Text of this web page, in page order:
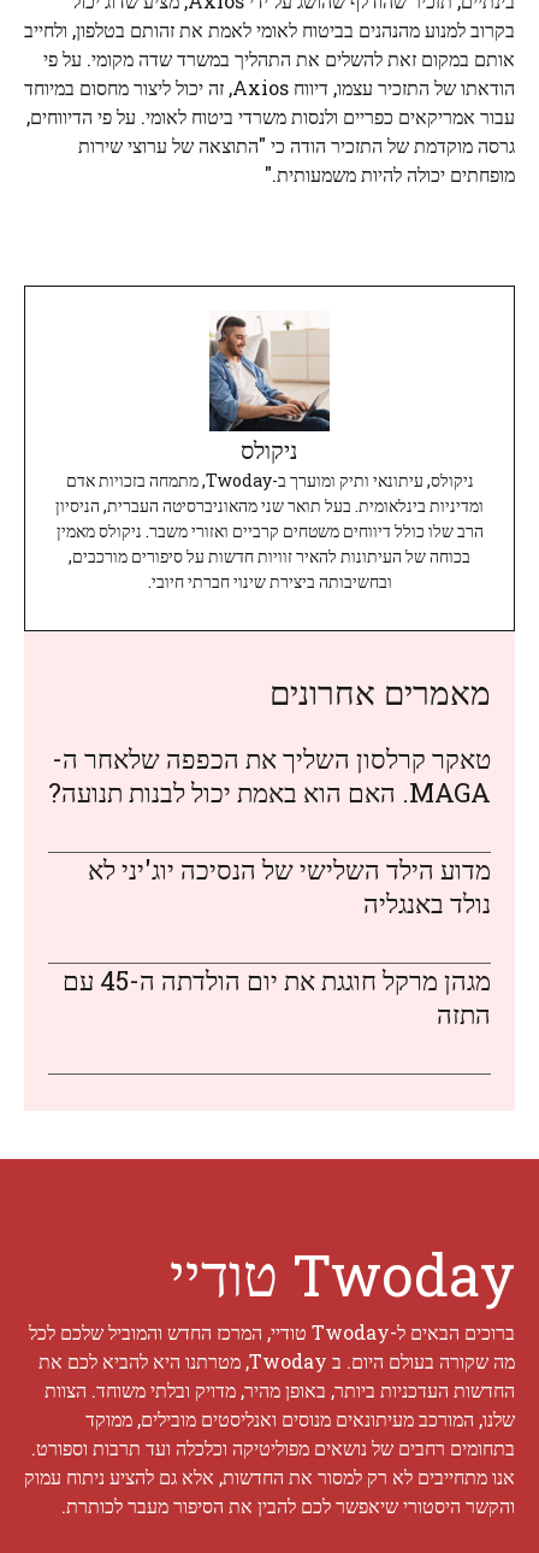
בקרוב למנוע מהנהנים בביטוח לאומי לאמת את זהותם בטלפון, ולחייב
אותם במקום זאת להשלים את התהליך במשרד שדה מקומי. על פי
הודאתו של התזכיר עצמו, דיווח Axios, זה יכול ליצור מחסום במיוחד
עבור אמריקאים כפריים ולנסות משרדי ביטוח לאומי. על פי הדיווחים,
גרסה מוקדמת של התזכיר הודה כי "התוצאה של ערוצי שירות
מופחתים יכולה להיות משמעותית."
ניקולס
ניקולס, עיתונאי ותיק ומוערך ב-Twoday, מתמחה בזכויות אדם
ומדיניות בינלאומית. בעל תואר שני מהאוניברסיטה העברית, הניסיון
הרב שלו כולל דיווחים משטחים קרביים ואזורי משבר. ניקולס מאמין
בכוחה של העיתונות להאיר זוויות חדשות על סיפורים מורכבים,
ובחשיבותה ביצירת שינוי חברתי חיובי.
מאמרים אחרונים
טאקר קרלסון השליך את הכפפה שלאחר ה-
MAGA. האם הוא באמת יכול לבנות תנועה?
מדוע הילד השלישי של הנסיכה יוג'יני לא
נולד באנגליה
מגהן מרקל חוגגת את יום הולדתה ה-45 עם
התזה
Twoday טודיי
ברוכים הבאים ל-Twoday טודיי, המרכז החדש והמוביל שלכם לכל
מה שקורה בעולם היום. ב Twoday, מטרתנו היא להביא לכם את
החדשות העדכניות ביותר, באופן מהיר, מדויק ובלתי משוחד. הצוות
שלנו, המורכב מעיתונאים מנוסים ואנליסטים מובילים, ממוקד
בתחומים רחבים של נושאים מפוליטיקה וכלכלה ועד תרבות וספורט.
אנו מתחייבים לא רק למסור את החדשות, אלא גם להציע ניתוח עמוק
והקשר היסטורי שיאפשר לכם להבין את הסיפור מעבר לכותרת.